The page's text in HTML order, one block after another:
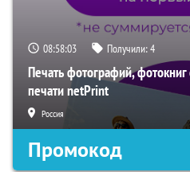
08:58:02 Получили:4
Печать фотографий,
печати netPrint
Россия
Промокод